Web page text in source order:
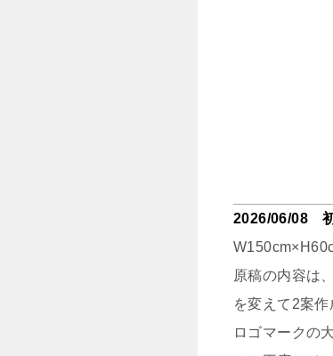
2026/06/08 初
原稿の内容は
を変えて2案
ロゴマークの